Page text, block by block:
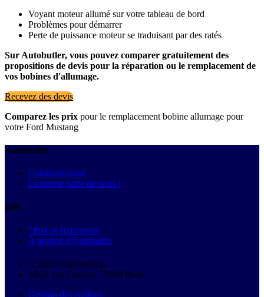
Voyant moteur allumé sur votre tableau de bord
Problèmes pour démarrer
Perte de puissance moteur se traduisant par des ratés
Sur Autobutler, vous pouvez comparer gratuitement des
propositions de devis pour la réparation ou le remplacement de
vos bobines d'allumage.
Recevez des devis
Comparez les prix pour le remplacement bobine allumage pour
votre Ford Mustang
Autobutler
Contactez-nous
La presse parle de nous !
Info
*Prix et économies
À propos d'Autobutler
© 2026 Autobutler.fr
18-26 rue Goubet, 75019 Paris
Gestion des cookies